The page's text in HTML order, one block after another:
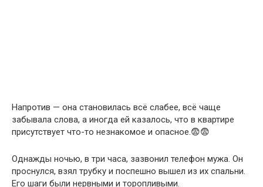
Напротив — она становилась всё слабее, всё чаще
забывала слова, а иногда ей казалось, что в квартире
присутствует что-то незнакомое и опасное.😨😨
Однажды ночью, в три часа, зазвонил телефон мужа. Он
проснулся, взял трубку и поспешно вышел из их спальни.
Его шаги были нервными и торопливыми.